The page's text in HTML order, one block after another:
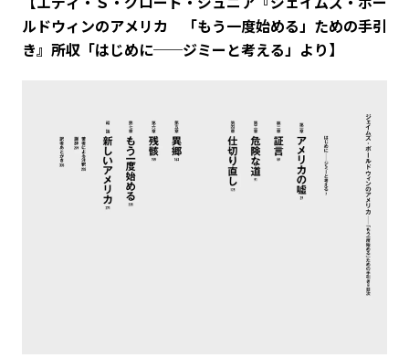
ルドウィンのアメリカ 「もう一度始める」ための手引
き』所収「はじめに──ジミーと考える」より】